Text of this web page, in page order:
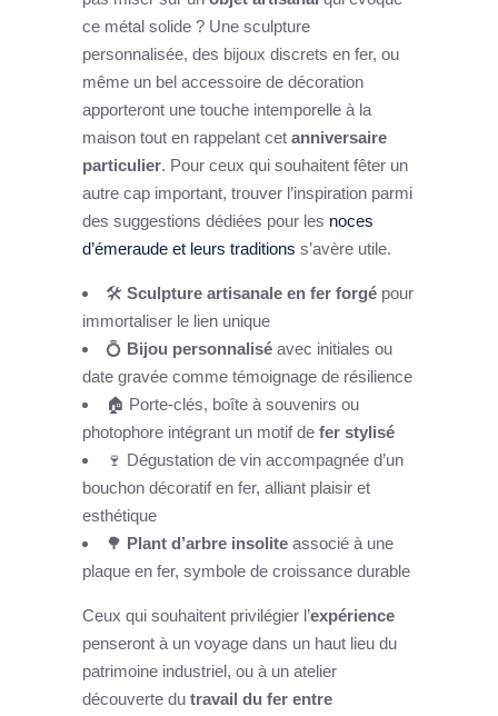
ce métal solide ? Une sculpture
personnalisée, des bijoux discrets en fer, ou
même un bel accessoire de décoration
apporteront une touche intemporelle à la
maison tout en rappelant cet anniversaire
particulier. Pour ceux qui souhaitent fêter un
autre cap important, trouver l’inspiration parmi
des suggestions dédiées pour les noces
d’émeraude et leurs traditions s’avère utile.
🛠️ Sculpture artisanale en fer forgé pour
immortaliser le lien unique
💍 Bijou personnalisé avec initiales ou
date gravée comme témoignage de résilience
🏠 Porte-clés, boîte à souvenirs ou
photophore intégrant un motif de fer stylisé
🍷 Dégustation de vin accompagnée d’un
bouchon décoratif en fer, alliant plaisir et
esthétique
🌳 Plant d’arbre insolite associé à une
plaque en fer, symbole de croissance durable
Ceux qui souhaitent privilégier l’expérience
penseront à un voyage dans un haut lieu du
patrimoine industriel, ou à un atelier
découverte du travail du fer entre